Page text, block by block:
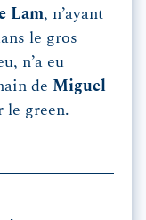
Lam, n’ayant
le gros
n’a eu
de Miguel
le green.